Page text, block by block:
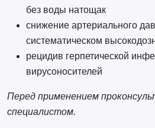
без воды натощак
снижение артериального
систематическом
рецидив герпетической
вирусоносителей
Перед применением
специалистом.